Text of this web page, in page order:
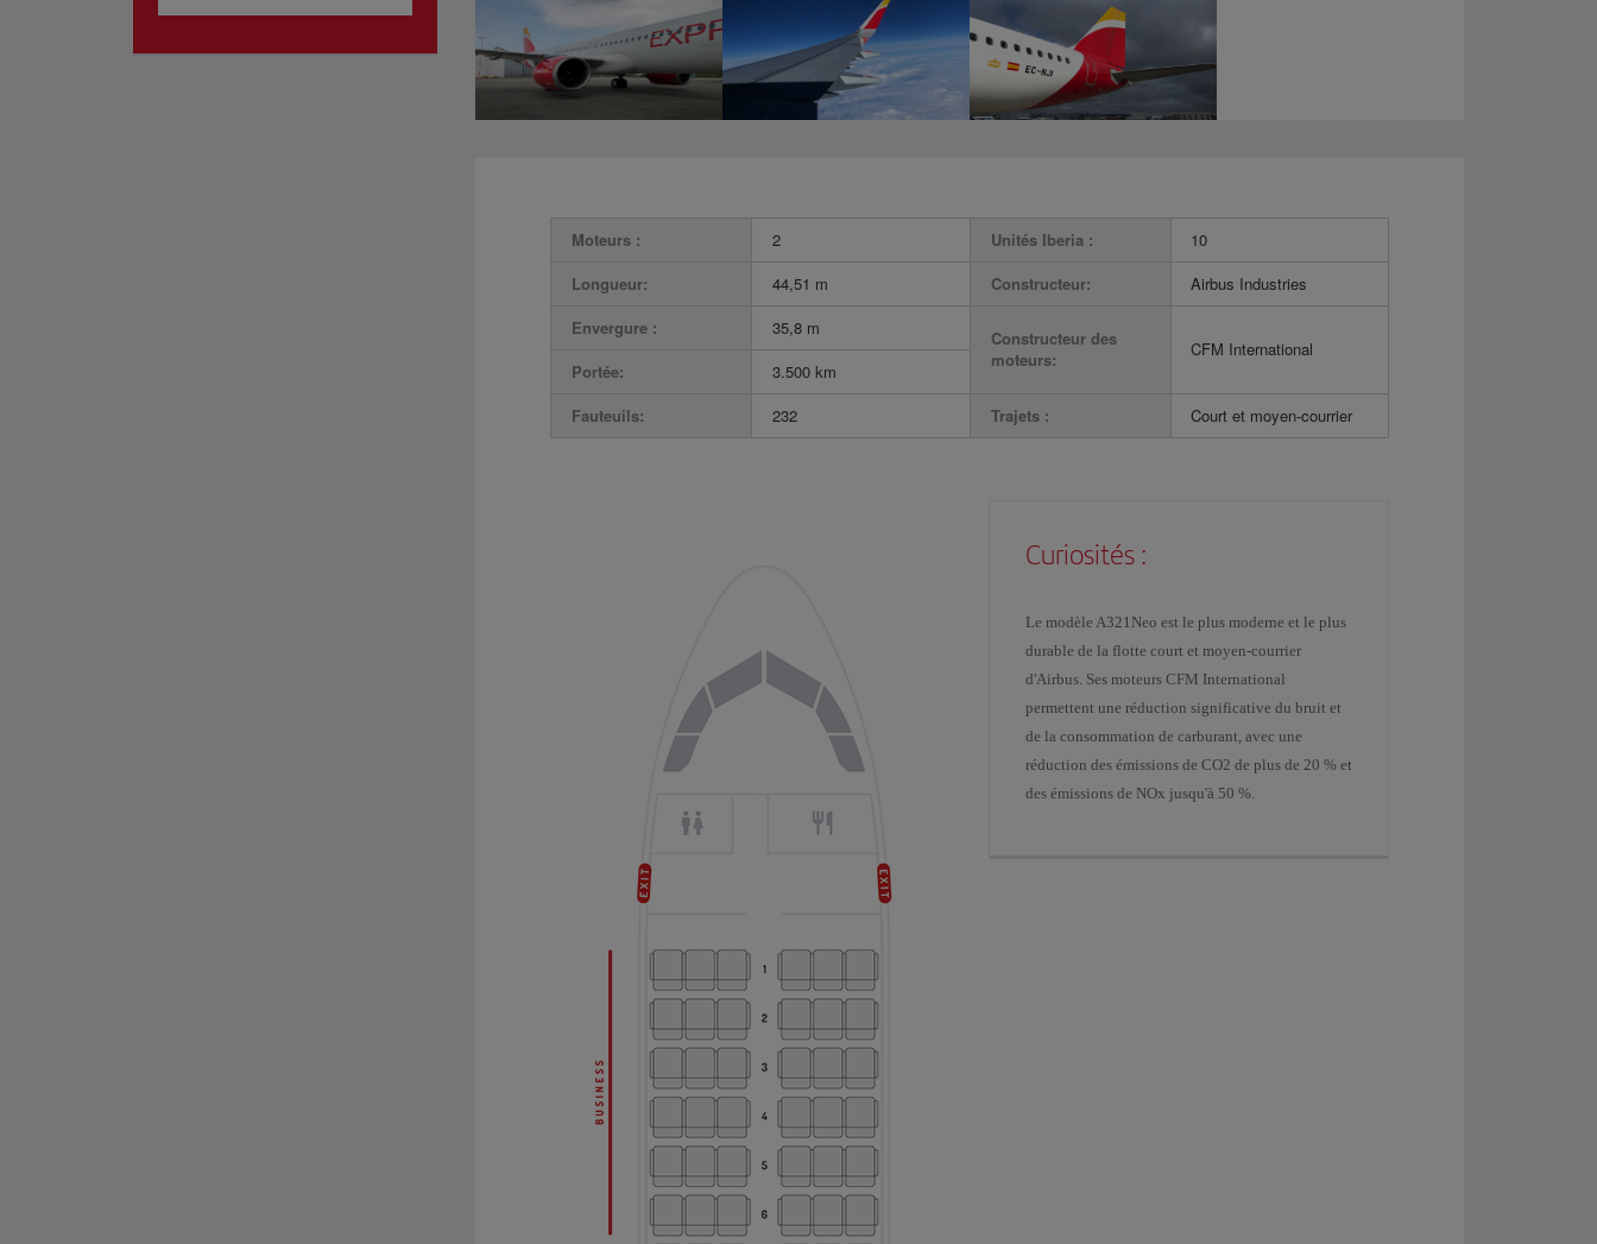
Moteurs : 2 Unités Iberia :
10
Longueur:
44,51 m Constructeur:
Airbus Industries
Envergure :
35,8 m
Constructeur des
moteurs:
CFM International
Portée:
3.500 km
Fauteuils:
232 Trajets : Court et moyen-courrier
Curiosités :
Le modèle A321Neo est le plus moderne et le plus
durable de la flotte court et moyen-courrier
d'Airbus. Ses moteurs CFM International
permettent une réduction significative du bruit et
de la consommation de carburant, avec une
réduction des émissions de CO2 de plus de 20 % et
des émissions de NOx jusqu'à 50 %.